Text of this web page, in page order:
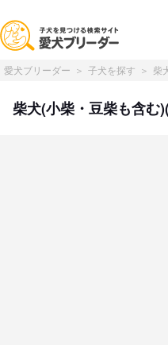
愛犬ブリーダー 子犬を探す 柴
柴犬(小柴・豆柴も含む